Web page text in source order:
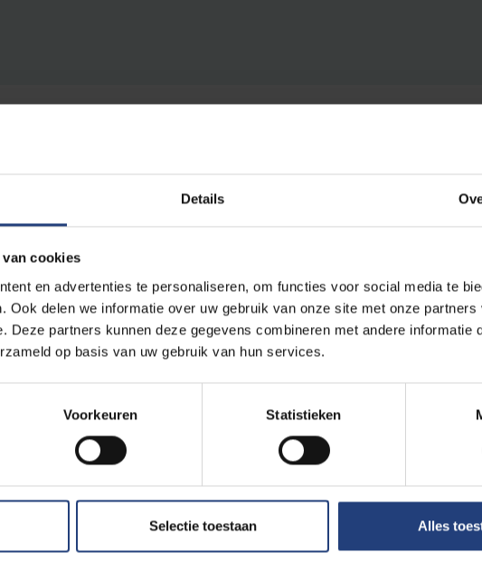
Details
van cookies
en advertenties te personaliseren, om functies voor social media te
Ook delen we informatie over uw gebruik van onze site met onze partners
Deze partners kunnen deze gegevens combineren met andere informatie
op basis van uw gebruik van hun services.
Voorkeuren Statistieken
Selectie toestaan Alles
are looking for eSporters who want
into the effect of a (long) eSport session on performance and other
motivation, etc. The survey consists of an online questionnaire (in
Then you are the student we are looking for for our research!Click here